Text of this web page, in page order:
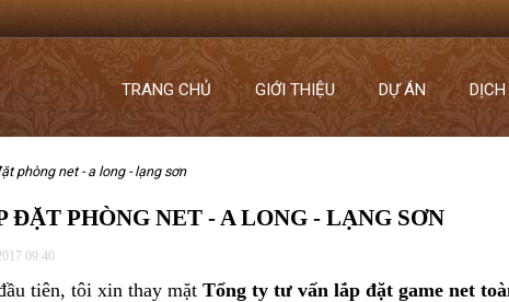
TRANG CHỦ GIỚI THIỆU DỰ ÁN
phòng net - a long - lạng sơn
ĐẶT PHÒNG NET - A LONG - LẠNG SƠN
09:40
tiên, tôi xin thay mặt Tổng ty tư vấn lắp đặt game net